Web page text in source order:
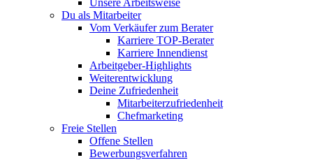
Unsere Arbeitsweise
Du als Mitarbeiter
Vom Verkäufer zum Berater
Karriere TOP-Berater
Karriere Innendienst
Arbeitgeber-Highlights
Weiterentwicklung
Deine Zufriedenheit
Mitarbeiterzufriedenheit
Chefmarketing
Freie Stellen
Offene Stellen
Bewerbungsverfahren